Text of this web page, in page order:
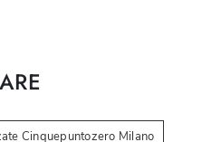
Cinquepuntozero Milano